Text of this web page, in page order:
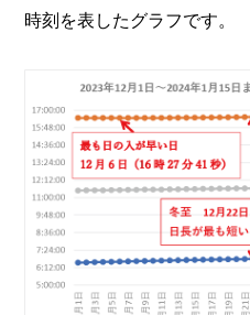
時刻を表したグラフです。